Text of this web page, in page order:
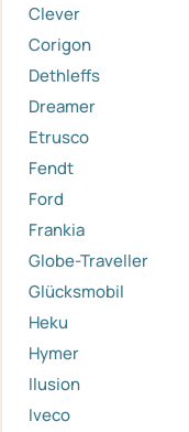
Clever
Corigon
Dethleffs
Dreamer
Etrusco
Fendt
Ford
Frankia
Globe-Traveller
Glücksmobil
Heku
Hymer
Ilusion
Iveco